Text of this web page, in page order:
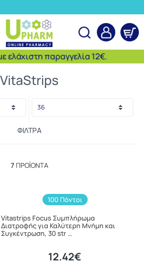
παραγγελία 12€.
VitaStrips
ΦΊΛΤΡΑ
7ΠΡΟΪΌΝΤΑ
100 Πόντοι
Vitastrips Focus Συμπλήρωμα
Διατροφής για Καλύτερη Μνήμη και
Συγκέντρωση, 30 str …
12.42€